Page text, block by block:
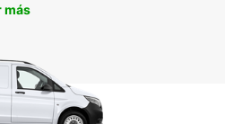
más